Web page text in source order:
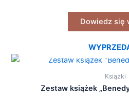
Dowiedz się
Książki
Zestaw książek